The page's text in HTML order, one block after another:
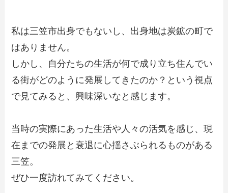
私は三笠市出身でもないし、出身地は炭鉱の町で
はありません。
しかし、自分たちの生活が何で成り立ち住んでい
る街がどのように発展してきたのか？という視点
で見てみると、興味深いなと感じます。
当時の実際にあった生活や人々の活気を感じ、現
在までの発展と衰退に心揺さぶられるものがある
三笠。
ぜひ一度訪れてみてください。